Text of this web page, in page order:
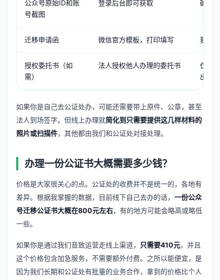
公众号原始ID和账
号截图
登录后台即可获取 确保
迁移申请函 微信官方模板，打印填写 我们
授权委托书（如
需）
法人授权他人办理的委托书
仅需
出面
如果你是自己去公证处办，可能还需要带上原件、公章，甚至
法人到场签字。但线上办理就简化到只需要提供这几样材料的
照片或扫描件，其他都由我们和公证处对接处理。
办理一份公证书大概需要多少钱？
价格是大家很关心的点。公证处的收费并不是统一的，各地有
差异。根据我掌握的数据，目前线下自己去办的话， 一份公众
号迁移公证书大概在800元左右，有的地方可能会略高或略低
一些。
如果你是通过我们音致运营走线上渠道， 只需要410元，并且
这个价格包含加急服务，不需要额外付费。之所以能便宜，是
因为我们长期和公证处有批量的业务合作，拿到的价格比个人